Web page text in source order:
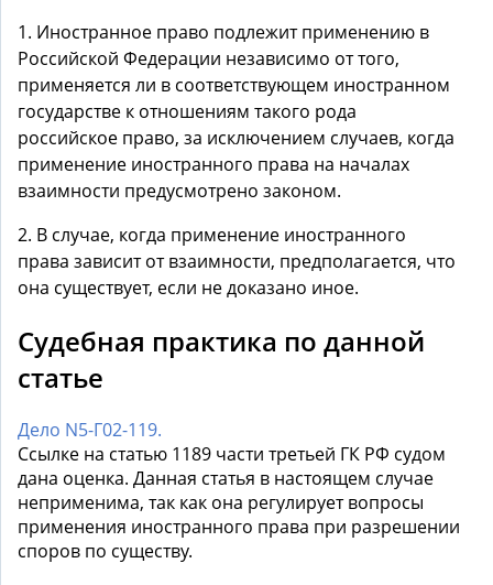
1. Иностранное право подлежит применению в
Российской Федерации независимо от того,
применяется ли в соответствующем иностранном
государстве к отношениям такого рода
российское право, за исключением случаев, когда
применение иностранного права на началах
взаимности предусмотрено законом.
2. В случае, когда применение иностранного
права зависит от взаимности, предполагается, что
она существует, если не доказано иное.
Судебная практика по данной
статье
Дело N5-Г02-119.
Ссылке на статью 1189 части третьей ГК РФ судом
дана оценка. Данная статья в настоящем случае
неприменима, так как она регулирует вопросы
применения иностранного права при разрешении
споров по существу.